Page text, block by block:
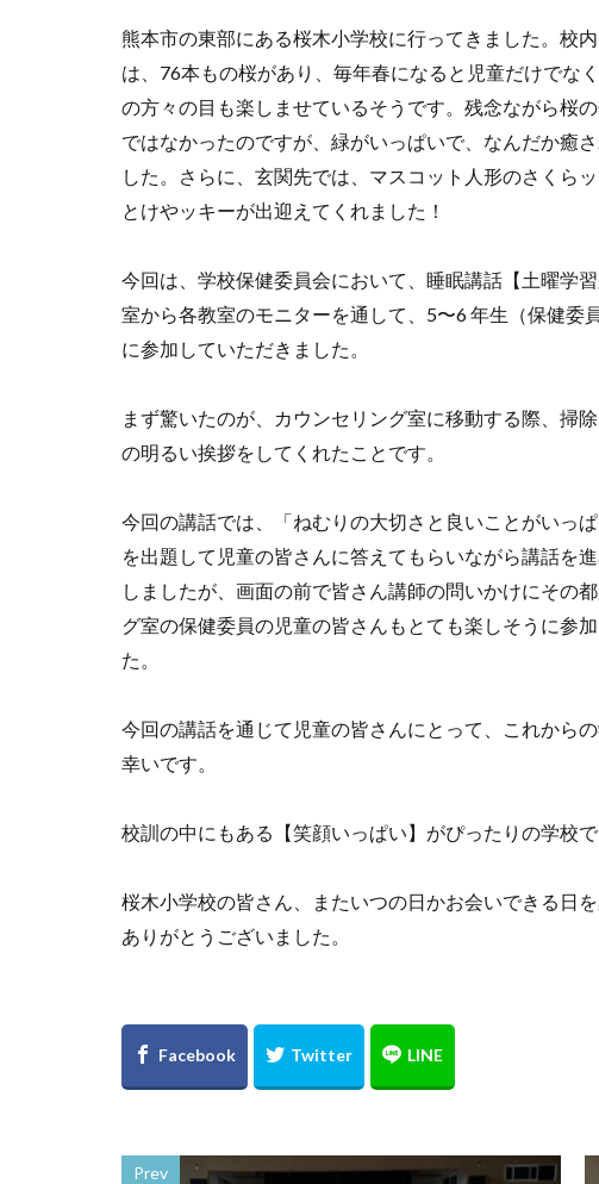
熊本市の東部にある桜木小学校に行ってきました。校
は、76本もの桜があり、毎年春になると児童だけでな
の方々の目も楽しませているそうです。残念ながら桜
ではなかったのですが、緑がいっぱいで、なんだか癒さ
した。さらに、玄関先では、マスコット人形のさくら
とけやッキーが出迎えてくれました！
今回は、学校保健委員会において、睡眠講話【土曜学
室から各教室のモニターを通して、5〜6 年生（保健委
に参加していただきました。
まず驚いたのが、カウンセリング室に移動する際、掃
の明るい挨拶をしてくれたことです。
今回の講話では、「ねむりの大切さと良いことがいっ
を出題して児童の皆さんに答えてもらいながら講話を
しましたが、画面の前で皆さん講師の問いかけにその
グ室の保健委員の児童の皆さんもとても楽しそうに参
た。
今回の講話を通じて児童の皆さんにとって、これから
幸いです。
校訓の中にもある【笑顔いっぱい】がぴったりの学校で
桜木小学校の皆さん、またいつの日かお会いできる日を
ありがとうございました。
Prev